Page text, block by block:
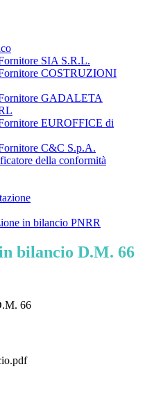
SIA S.R.L.
COSTRUZIONI
GADALETA
EUROFFICE di
C&C S.p.A.
della conformità
in bilancio PNRR
bilancio D.M. 66
66